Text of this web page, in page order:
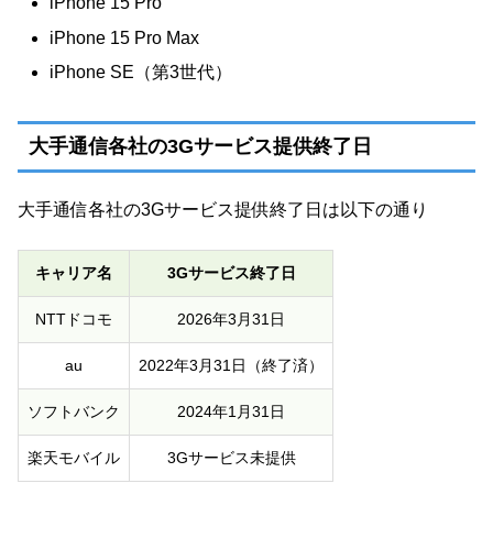
iPhone 15 Pro Max
iPhone SE（第3世代）
大手通信各社の3Gサービス提供終了日
大手通信各社の3Gサービス提供終了日は以下の通り
キャリア名 3Gサービス終了日
NTTドコモ 2026年3月31日
au 2022年3月31日（終了済）
ソフトバンク 2024年1月31日
楽天モバイル 3Gサービス未提供